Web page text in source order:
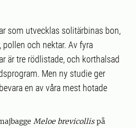
som utvecklas solitärbinas bon,
pollen och nektar. Av fyra
är tre rödlistade, och korthalsad
Men ny studie ger
en av våra mest hotade
Meloe brevicollispå